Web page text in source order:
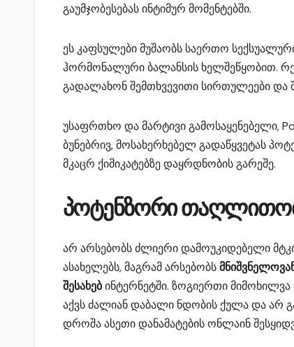
გაუმჯობესებას ინტიმურ მომენტებში.
ეს კაფსულები მუშაობს საერთო
ჰორმონალური ბალანსის ხელშეწყობით.
გადალახონ შემთხვევითი სირთულეები და
უსაფრთხო და მარტივი გამოსაყენებელი,
ბუნებრივ, მოსახერხებელ გადაწყვეტას
მკაცრ ქიმიკატებზე დაყრდნობის გარეშე.
პოტენზორი
არ არსებობს ძლიერი დამოუკიდებელი
ასახელებს, მაგრამ არსებობს
შესახებინტერნეტში. ზოგიერთი
აქვს ძალიან დაბალი ნდობის ქულა და არ
დროშა ასეთი დანამატების ონლაინ